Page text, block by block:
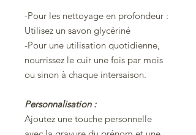
-Pour les nettoyage en profondeur :
Utilisez un savon glycériné
-Pour une utilisation quotidienne,
nourrissez le cuir une fois par mois
ou sinon à chaque intersaison.
Personnalisation :
Ajoutez une touche personnelle